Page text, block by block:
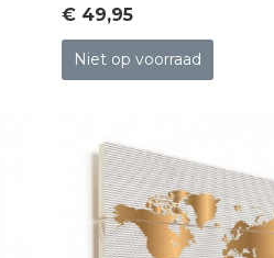
€ 49,95
Niet op voorraad